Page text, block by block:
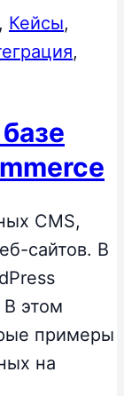
, Кейсы,
,
CMS,
сайтов. В
В этом
примеры
на